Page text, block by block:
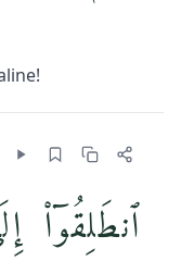
ٱنطَلِقُوٓا۟